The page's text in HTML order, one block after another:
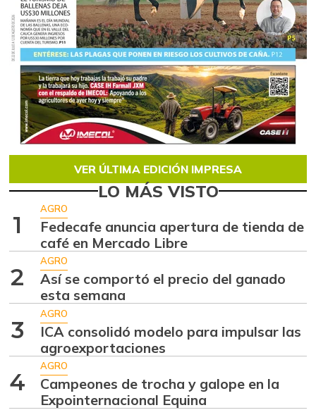
VER ÚLTIMA EDICIÓN IMPRESA
LO MÁS VISTO
1
AGRO
Fedecafe anuncia apertura de tienda de
café en Mercado Libre
2
AGRO
Así se comportó el precio del ganado
esta semana
3
AGRO
ICA consolidó modelo para impulsar las
agroexportaciones
4
AGRO
Campeones de trocha y galope en la
Expointernacional Equina